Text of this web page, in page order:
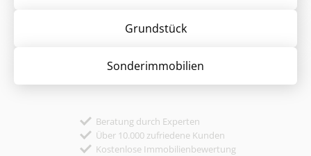
Grund­stück
Sonder­immobilien
Beratung durch Experten
Über 10.000 zufriedene Kunden
Kostenlose Immobilienbewertung